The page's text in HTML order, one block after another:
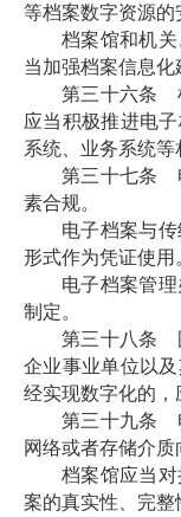
等档案数字资源的
档案馆和机
当加强档案信息化
第三十六条
应当积极推进电
系统、业务系统等
第三十七条
素合规。
电子档案与
形式作为凭证使用
电子档案管
制定。
第三十八条
企业事业单位以
经实现数字化的，
第三十九条
网络或者存储介质
档案馆应当
案的真实性、完整